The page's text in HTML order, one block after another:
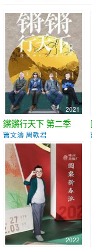
2021
鏘鏘行天下 第二季
竇文濤 周軼君
2022